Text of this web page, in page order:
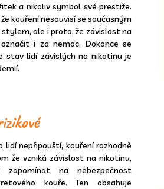
a nikoliv symbol své prestiže.
kouření nesouvisí se současným
ale i proto, že závislost na
i za nemoc. Dokonce se
stav lidí závislých na nikotinu je
lidí nepřipouští, kouření rozhodně
že vzniká závislost na nikotinu,
na nebezpečnost
kouře. Ten obsahuje